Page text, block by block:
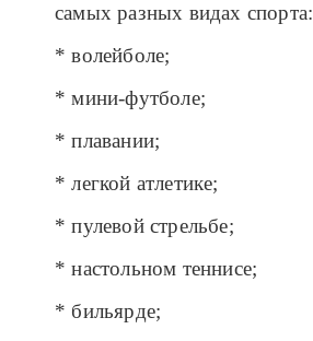
самых разных видах спорта:
* волейболе;
* мини-футболе;
* плавании;
* легкой атлетике;
* пулевой стрельбе;
* настольном теннисе;
* бильярде;